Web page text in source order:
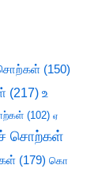
(150)
(217) உ
(102) ஏ
சொற்கள்
(179) கொ